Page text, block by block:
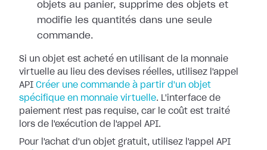
objets au panier, supprime des objets et
modifie les quantités dans une seule
commande.
Si un objet est acheté en utilisant de la monnaie
virtuelle au lieu des devises réelles, utilisez l'appel
API Créer une commande à partir d'un objet
spécifique en monnaie virtuelle. L'interface de
paiement n'est pas requise, car le coût est traité
lors de l'exécution de l'appel API.
Pour l'achat d'un objet gratuit, utilisez l'appel API